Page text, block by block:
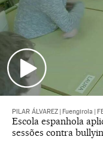
PILAR ÁLVAREZ Fuengirola
Escola espanhola
sessões contra